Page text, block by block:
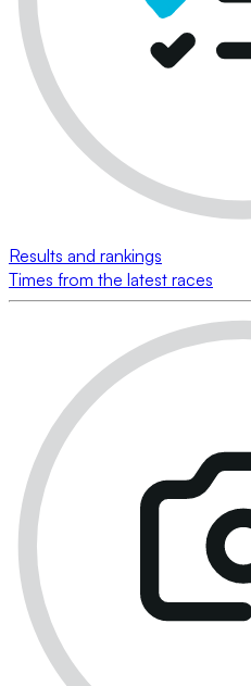
Results and rankings
Times from the latest races